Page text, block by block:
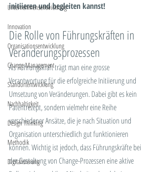
Unternehmensentwicklung
Innovation
Organisationsentwicklung
Change Management
Standortentwicklung
Nachhaltigkeit
Design Thinking
Methodik
Digitalisierung
initiieren und begleiten kannst!
Die Rolle von Führungskräften in
Veränderungsprozessen
Als Führungskraft trägt man eine grosse
Verantwortung für die erfolgreiche Initiierung und
Umsetzung von Veränderungen. Dabei gibt es kein
Patentrezept, sondern vielmehr eine Reihe
verschiedener Ansätze, die je nach Situation und
Organisation unterschiedlich gut funktionieren
können. Wichtig ist jedoch, dass Führungskräfte bei
der Gestaltung von Change-Prozessen eine aktive